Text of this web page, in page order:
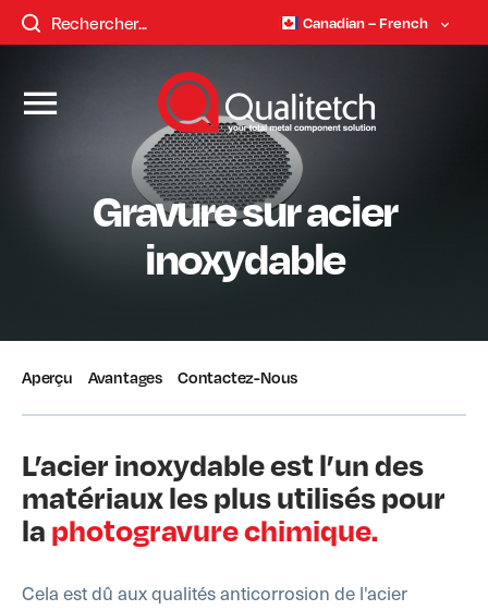
Canadian – French
Gravure sur acier
inoxydable
Aperçu Avantages Contactez-Nous
L’acier inoxydable est l’un des
matériaux les plus utilisés pour
la photogravure chimique.
Cela est dû aux qualités anticorrosion de l'acier